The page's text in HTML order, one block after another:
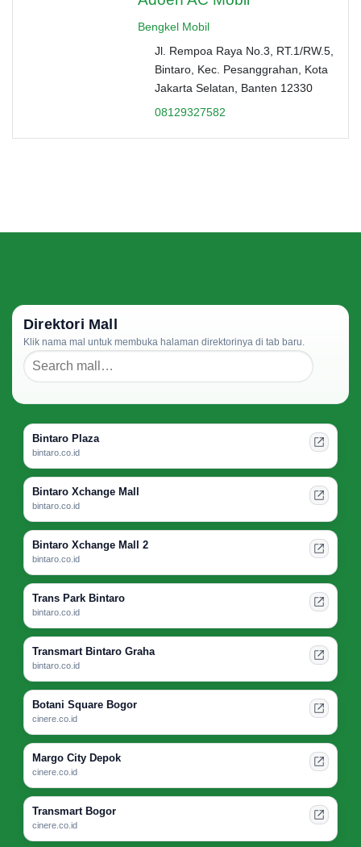
Bengkel Mobil
Jl. Rempoa Raya No.3, RT.1/RW.5,
Bintaro, Kec. Pesanggrahan, Kota
Jakarta Selatan, Banten 12330
08129327582
Direktori Mall
Klik nama mal untuk membuka halaman direktorinya di tab baru.
Bintaro Plaza
bintaro.co.id
Bintaro Xchange Mall
bintaro.co.id
Bintaro Xchange Mall 2
bintaro.co.id
Trans Park Bintaro
bintaro.co.id
Transmart Bintaro Graha
bintaro.co.id
Botani Square Bogor
cinere.co.id
Margo City Depok
cinere.co.id
Transmart Bogor
cinere.co.id